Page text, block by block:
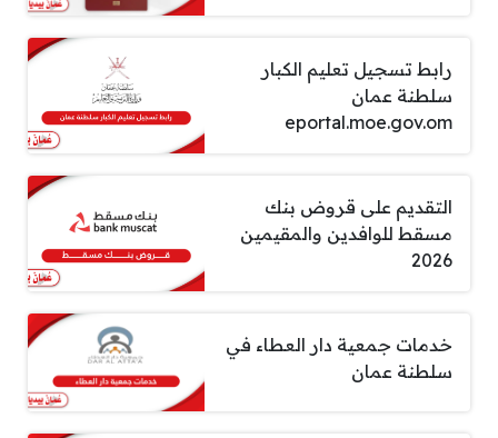
رابط تسجيل تعليم الكبار
سلطنة عمان
eportal.moe.gov.om
التقديم على قروض بنك
مسقط للوافدين والمقيمين
2026
خدمات جمعية دار العطاء في
سلطنة عمان